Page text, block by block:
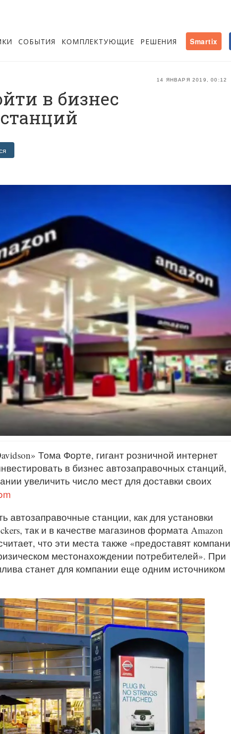
СОБЫТИЯ КОМПЛЕКТУЮЩИЕ РЕШЕНИЯ Smartix
14 ЯНВАРЯ 2019, 00:12
в бизнес
Тома Форте, гигант розничной интернет
в бизнес автозаправочных станций,
увеличить число мест для доставки своих
автозаправочные станции, как для установки
так и в качестве магазинов формата Amazon
что эти места также «предоставят
местонахождении потребителей». При
станет для компании еще одним источником